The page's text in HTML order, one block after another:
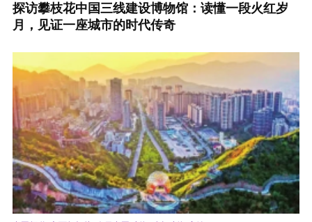
探访攀枝花中国三线建设博物馆：读懂一段火红岁
月，见证一座城市的时代传奇